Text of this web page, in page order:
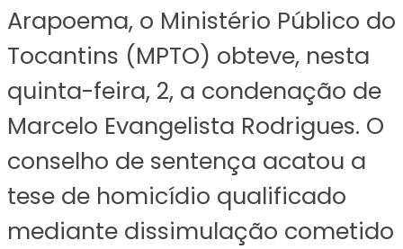
Arapoema, o Ministério Público do
Tocantins (MPTO) obteve, nesta
quinta-feira, 2, a condenação de
Marcelo Evangelista Rodrigues. O
conselho de sentença acatou a
tese de homicídio qualificado
mediante dissimulação cometido